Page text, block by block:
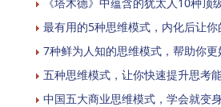
最有用的5种思维模式，内化后让
7种鲜为人知的思维模式，帮助你
五种思维模式，让你快速提升思考
中国五大商业思维模式，学会就变